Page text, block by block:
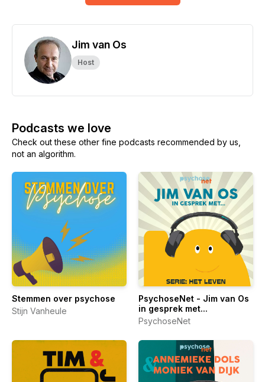
Jim van Os
Host
Podcasts we love
Check out these other fine podcasts recommended by us,
not an algorithm.
Stemmen over psychose
Stijn Vanheule
PsychoseNet - Jim van Os
in gesprek met...
PsychoseNet